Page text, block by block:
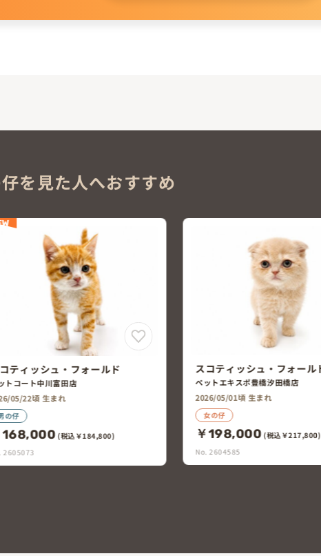
を見た人へおすすめ
ティッシュ・フォールド
トエキスポ豊橋汐田橋店
05/01頃 生まれ
の仔
198,000 (税込￥217,800)
2604585
スコティッシュ・フォールド
2026/04/22頃 生まれ